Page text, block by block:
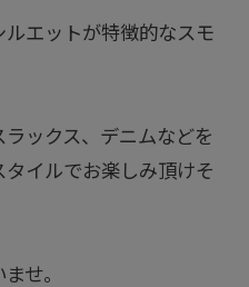
エットが特徴的なスモ
ックス、デニムなどを
イルでお楽しみ頂けそ
せ。